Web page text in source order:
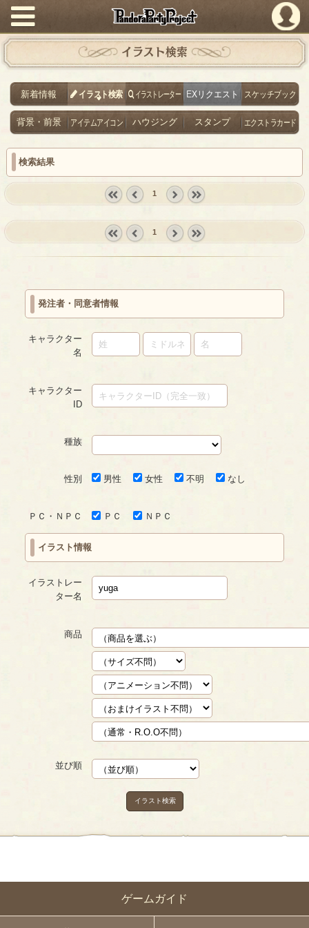
PandoraPartyProject
ゲームガイド
イラスト検索
新着情報 イラスト検索 イラストレーター EXリクエスト スケッチブック
背景・前景 アイテムアイコン ハウジング スタンプ エクストラカード
検索結果
prev
1
1
発注者・同意者情報
キャラクター
名
キャラクター
ID
種族
性別 男性 女性 不明 なし
ＰＣ・ＮＰＣ ＰＣ ＮＰＣ
イラスト情報
イラストレー
ター名
商品
並び順
イラスト検索